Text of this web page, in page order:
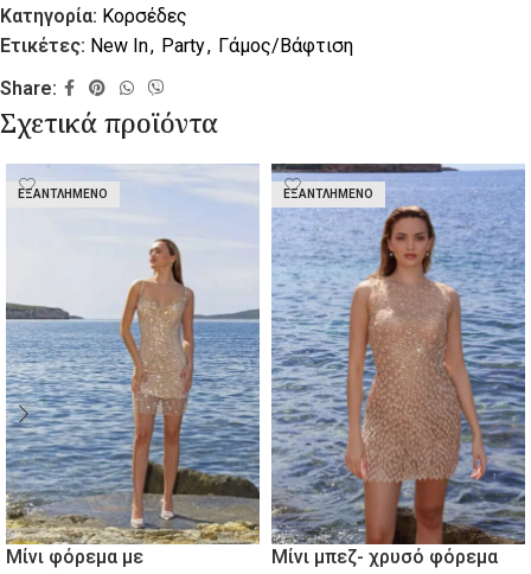
Κατηγορία: Κορσέδες
Ετικέτες: New In, Party, Γάμος/Βάφτιση
Share:
Σχετικά προϊόντα
ΕΞΑΝΤΛΗΜΈΝΟ
Μίνι φόρεμα με
ΕΞΑΝΤΛΗΜΈΝΟ
Μίνι μπεζ- χρυσό φόρεμα